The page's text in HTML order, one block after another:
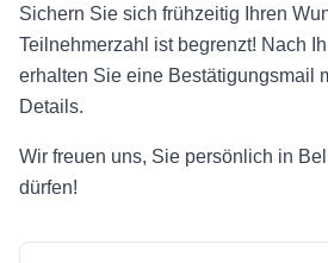
Sichern Sie sich frühzeitig Ihren
Teilnehmerzahl ist begrenzt! Nach
erhalten Sie eine Bestätigungsmail
Details.
Wir freuen uns, Sie persönlich in
dürfen!